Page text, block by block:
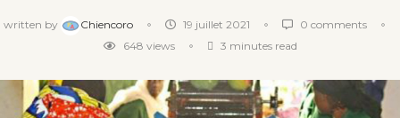
written by Chiencoro 19 juillet 2021
0 comments
648 views 3 minutes read